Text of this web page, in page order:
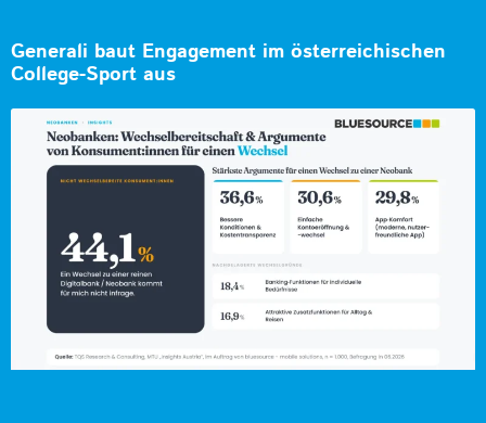
Generali baut Engagement im österreichischen
College-Sport aus